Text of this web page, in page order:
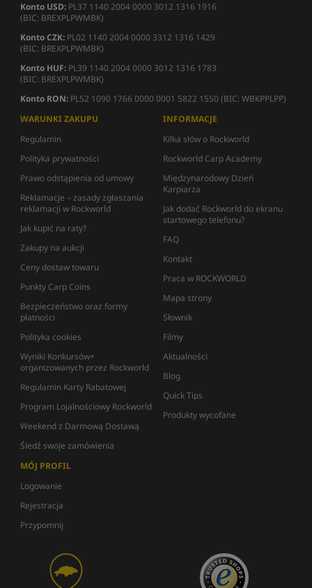
Konto USD: PL37 1140 2004 0000 3012 1316 1916
(BIC: BREXPLPWMBK)
Konto CZK: PL02 1140 2004 0000 3312 1316 1429
(BIC: BREXPLPWMBK)
Konto HUF: PL39 1140 2004 0000 3012 1316 1783
(BIC: BREXPLPWMBK)
Konto RON: PL52 1090 1766 0000 0001 5822 1550 (BIC: WBKPPLPP)
WARUNKI ZAKUPU
Regulamin
Polityka prywatności
Prawo odstąpienia od umowy
Reklamacje – zasady zgłaszania
reklamacji w Rockworld
Jak kupić na raty?
Zakupy na aukcji
Ceny dostaw towaru
Punkty Carp Coins
Bezpieczeństwo oraz formy
płatności
Polityka cookies
Wyniki Konkursów+
organizowanych przez Rockworld
Regulamin Karty Rabatowej
Program Lojalnościowy Rockworld
Weekend z Darmową Dostawą
Śledź swoje zamówienia
INFORMACJE
Kilka słów o Rockworld
Rockworld Carp Academy
Międzynarodowy Dzień
Karpiarza
Jak dodać Rockworld do ekranu
startowego telefonu?
FAQ
Kontakt
Praca w ROCKWORLD
Mapa strony
Słownik
Filmy
Aktualności
Blog
Quick Tips
Produkty wycofane
MÓJ PROFIL
Logowanie
Rejestracja
Przypomnij